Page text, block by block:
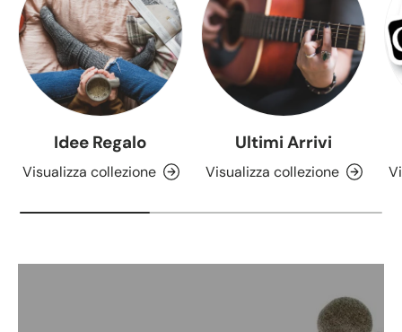
Idee Regalo
Visualizza collezione
Ultimi Arrivi
Visualizza collezione